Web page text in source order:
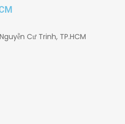
Cư Trinh, TP.HCM